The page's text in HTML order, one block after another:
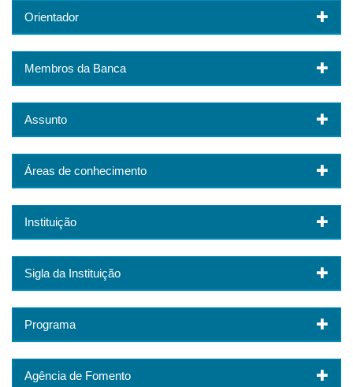
Orientador
Membros da Banca
Assunto
Áreas de conhecimento
Instituição
Sigla da Instituição
Programa
Agência de Fomento